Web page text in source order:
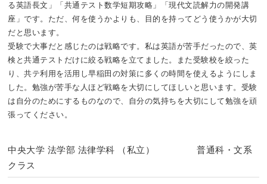
る英語長文」「共通テスト数学短期攻略」「現代文読解力の開発講
座」です。ただ、何を使うかよりも、目的を持ってどう使うかが大切
だと思います。
受験で大事だと感じたのは戦略です。私は英語が苦手だったので、英
検と共通テストだけに絞る戦略を立てました。また受験校を絞った
り、共テ利用を活用し早稲田の対策に多くの時間を使えるようにしま
した。勉強が苦手な人ほど戦略を大切にしてほしいと思います。受験
は自分のためにするものなので、自分の気持ちを大切にして勉強を頑
張ってください。
中央大学 法学部 法律学科 （私立） 普通科・文系
クラス